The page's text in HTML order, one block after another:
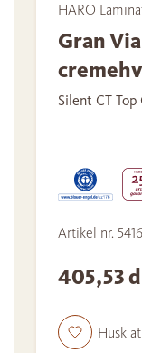
HARO
Gran
Silent CT Top
Artikel nr.
405,53
Husk at